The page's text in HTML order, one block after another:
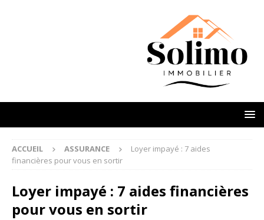
ACCUEIL ASSURANCE
Loyer impayé : 7 aides
financières pour vous en sortir
Loyer impayé : 7 aides financières
pour vous en sortir